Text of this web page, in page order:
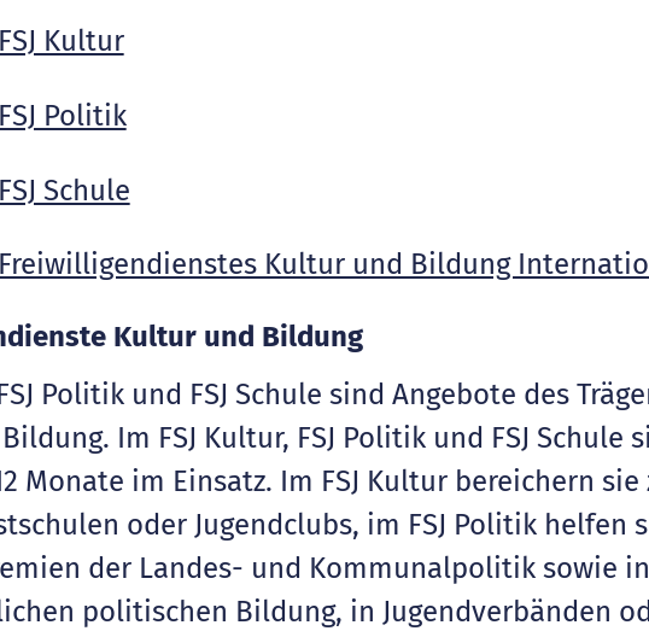
Kultur und Bildung
Politik und FSJ Schule sind Angebote des
Im FSJ Kultur, FSJ Politik und FSJ Schule
Monate im Einsatz. Im FSJ Kultur bereichern
oder Jugendclubs, im FSJ Politik
der Landes- und Kommunalpolitik sowie
politischen Bildung, in Jugendverbänden